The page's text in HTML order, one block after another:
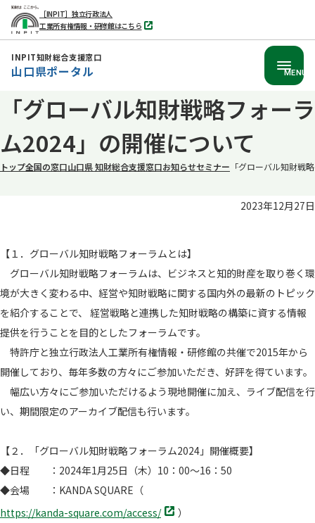
へ
［INPIT］独立行政法人
工業所有権情報・研修館はこちら
別
タ
INPIT知財総合支援窓口
山口県ポータル MENU
「グローバル知財戦略フォーラ
ム2024」の開催について
トップ全国の窓口山口県 知財総合支援窓口お知らせセミナー 「グローバル知財戦
2023年12月27日
【１．グローバル知財戦略フォーラムとは】
グローバル知財戦略フォーラムは、ビジネスと知的財産を取り巻く環
境が大きく変わる中、経営や知財戦略に関する国内外の最新のトピック
を紹介することで、 経営戦略と連携した知財戦略の構築に資する情報
提供を行うことを目的としたフォーラムです。
特許庁と独立行政法人工業所有権情報・研修館の共催で2015年から
開催しており、毎年多数の方々にご参加いただき、好評を得ています。
幅広い方々にご参加いただけるよう現地開催に加え、ライブ配信を行
い、期間限定のアーカイブ配信も行います。
【２．「グローバル知財戦略フォーラム2024」開催概要】
◆日程 ：2024年1月25日（木）10：00～16：50
◆会場 ：KANDA SQUARE（
https://kanda-square.com/access/別
）